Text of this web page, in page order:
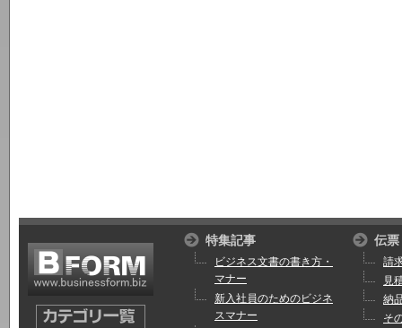
特集記事
ビジネス文書の書き方・
マナー
新入社員のためのビジネ
スマナー
伝票
請
見
納
そ